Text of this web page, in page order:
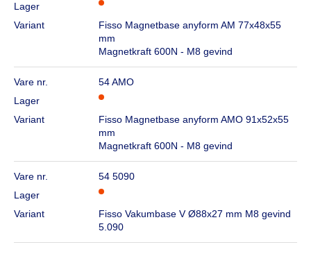
Lager
Variant
Fisso Magnetbase anyform AM 77x48x55
mm
Magnetkraft 600N - M8 gevind
Vare nr.
54 AMO
Lager
Variant
Fisso Magnetbase anyform AMO 91x52x55
mm
Magnetkraft 600N - M8 gevind
Vare nr.
54 5090
Lager
Variant
Fisso Vakumbase V Ø88x27 mm M8 gevind
5.090